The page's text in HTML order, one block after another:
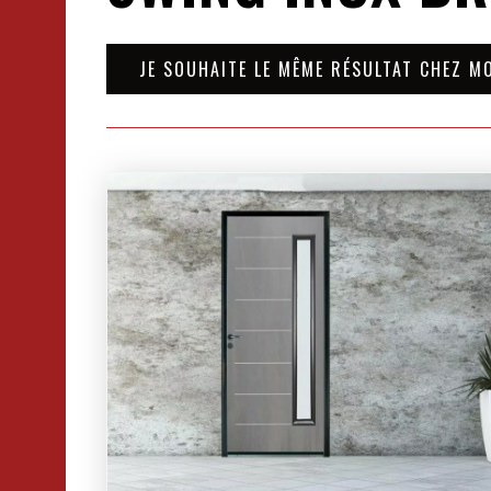
JE SOUHAITE LE MÊME RÉSULTAT CHEZ